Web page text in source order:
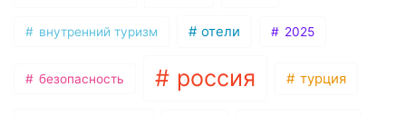
внутренний туризм отели 2025
безопасность россия турция